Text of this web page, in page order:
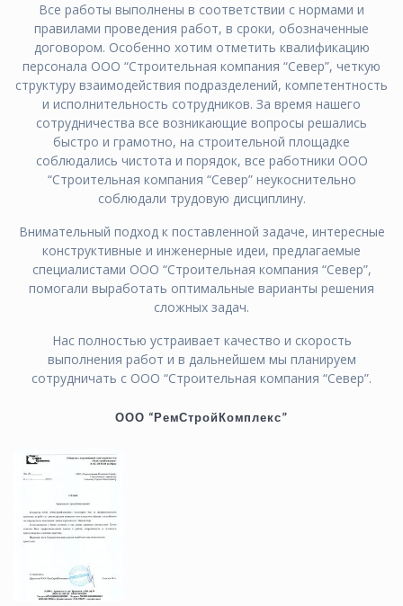
Все работы выполнены в соответствии с нормами и
правилами проведения работ, в сроки, обозначенные
договором. Особенно хотим отметить квалификацию
персонала ООО “Строительная компания “Север”, четкую
структуру взаимодействия подразделений, компетентность
и исполнительность сотрудников. За время нашего
сотрудничества все возникающие вопросы решались
быстро и грамотно, на строительной площадке
соблюдались чистота и порядок, все работники ООО
“Строительная компания “Север” неукоснительно
соблюдали трудовую дисциплину.
Внимательный подход к поставленной задаче, интересные
конструктивные и инженерные идеи, предлагаемые
специалистами ООО “Строительная компания “Север”,
помогали выработать оптимальные варианты решения
сложных задач.
Нас полностью устраивает качество и скорость
выполнения работ и в дальнейшем мы планируем
сотрудничать с ООО “Строительная компания “Север”.
ООО “РемСтройКомплекс”